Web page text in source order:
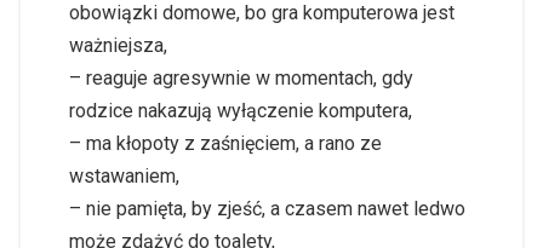
obowiązki domowe, bo gra komputerowa jest
ważniejsza,
– reaguje agresywnie w momentach, gdy
rodzice nakazują wyłączenie komputera,
– ma kłopoty z zaśnięciem, a rano ze
wstawaniem,
– nie pamięta, by zjeść, a czasem nawet ledwo
może zdążyć do toalety,